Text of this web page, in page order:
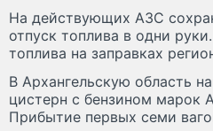
На действующих АЗС
отпуск топлива в одни
топлива на заправках
В Архангельскую область
цистерн с бензином марок
Прибытие первых семи